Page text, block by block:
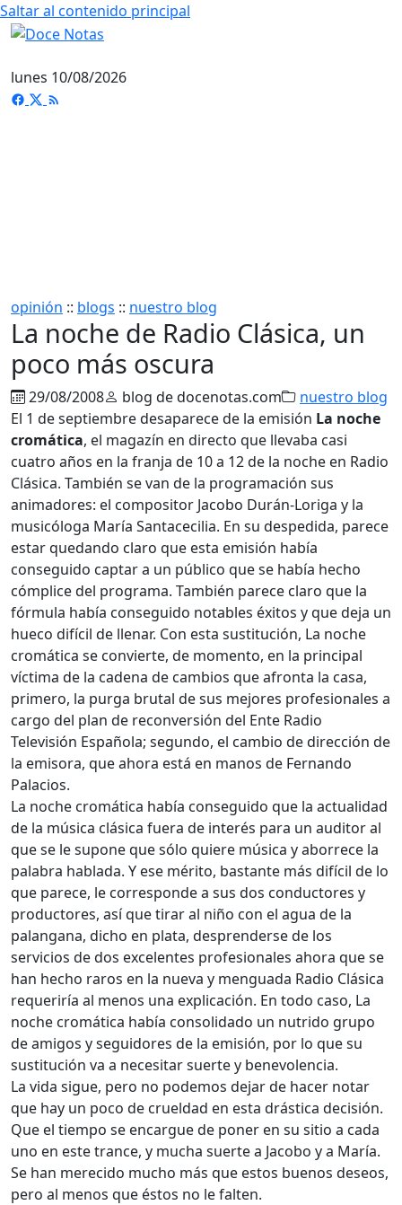
Saltar al contenido principal
lunes 10/08/2026
opinión :: blogs :: nuestro blog
La noche de Radio Clásica, un
poco más oscura
29/08/2008 blog de docenotas.com
nuestro blog
El 1 de septiembre desaparece de la emisión La noche
cromática, el magazín en directo que llevaba casi
cuatro años en la franja de 10 a 12 de la noche en Radio
Clásica. También se van de la programación sus
animadores: el compositor Jacobo Durán-Loriga y la
musicóloga María Santacecilia. En su despedida, parece
estar quedando claro que esta emisión había
conseguido captar a un público que se había hecho
cómplice del programa. También parece claro que la
fórmula había conseguido notables éxitos y que deja un
hueco difícil de llenar. Con esta sustitución, La noche
cromática se convierte, de momento, en la principal
víctima de la cadena de cambios que afronta la casa,
primero, la purga brutal de sus mejores profesionales a
cargo del plan de reconversión del Ente Radio
Televisión Española; segundo, el cambio de dirección de
la emisora, que ahora está en manos de Fernando
Palacios.
La noche cromática había conseguido que la actualidad
de la música clásica fuera de interés para un auditor al
que se le supone que sólo quiere música y aborrece la
palabra hablada. Y ese mérito, bastante más difícil de lo
que parece, le corresponde a sus dos conductores y
productores, así que tirar al niño con el agua de la
palangana, dicho en plata, desprenderse de los
servicios de dos excelentes profesionales ahora que se
han hecho raros en la nueva y menguada Radio Clásica
requeriría al menos una explicación. En todo caso, La
noche cromática había consolidado un nutrido grupo
de amigos y seguidores de la emisión, por lo que su
sustitución va a necesitar suerte y benevolencia.
La vida sigue, pero no podemos dejar de hacer notar
que hay un poco de crueldad en esta drástica decisión.
Que el tiempo se encargue de poner en su sitio a cada
uno en este trance, y mucha suerte a Jacobo y a María.
Se han merecido mucho más que estos buenos deseos,
pero al menos que éstos no le falten.